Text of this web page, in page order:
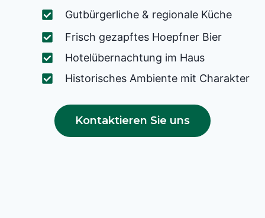
Gutbürgerliche & regionale Küche
Frisch gezapftes Hoepfner Bier
Hotelübernachtung im Haus
Historisches Ambiente mit Charakter
Kontaktieren Sie uns